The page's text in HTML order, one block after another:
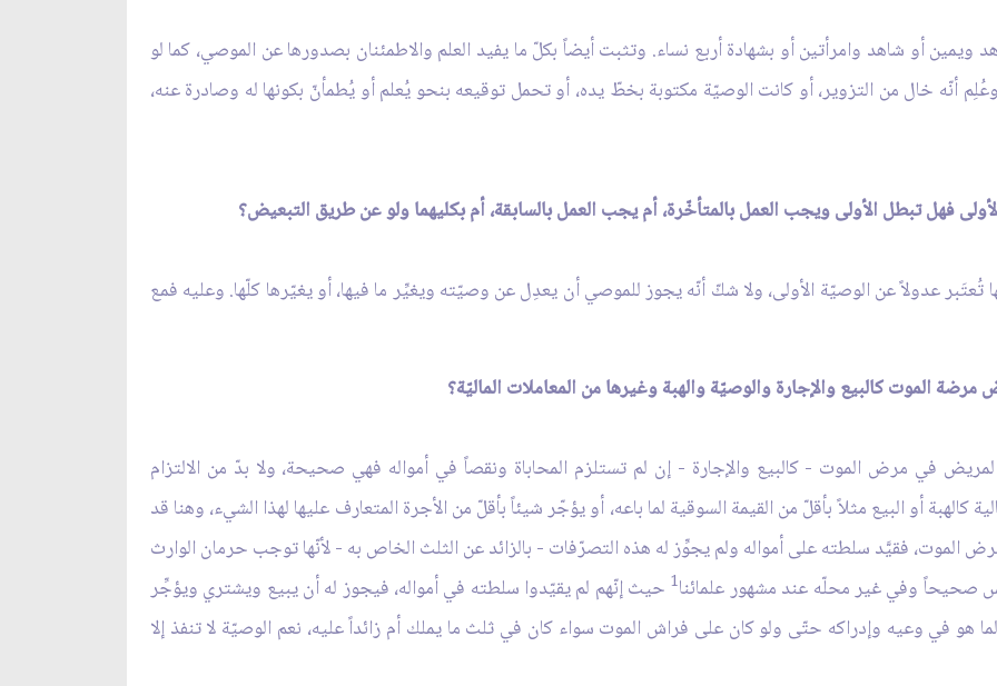
أو شاهد وامرأتين أو بشهادة أربع نساء. وتثبت أيضاً بكلّ ما يفيد العلم والاطمئنان بصدورها عن الموصي، كما لو
أنّه خال من التزوير، أو كانت الوصيّة مكتوبة بخطّ يده، أو تحمل توقيعه بنحو يُعلم أو يُطمأنّ بكونها له وصادرة عنه،
تُعتَبر عدولاً عن الوصيّة الأولى، ولا شكّ أنّه يجوز للموصي أن يعدِل عن وصيّته ويغيِّر ما فيها، أو يغيّرها كلّها. وعليه فمع
في مرض الموت - كالبيع والإجارة - إن لم تستلزم المحاباة ونقصاً في أمواله فهي صحيحة، ولا بدّ من الالتزام
أو البيع مثلاً بأقلّ من القيمة السوقية لما باعه، أو يؤجّر شيئاً بأقلّ من الأجرة المتعارف عليها لهذا الشيء، وهنا قد
فقيَّد سلطته على أمواله ولم يجوِّز له هذه التصرّفات - بالزائد عن الثلث الخاص به - لأنّها توجب حرمان الوارث
صحيحاً وفي غير محلّه عند مشهور علمائنا1 حيث إنّهم لم يقيّدوا سلطته في أمواله، فيجوز له أن يبيع ويشتري ويؤجِّر
في وعيه وإدراكه حتّى ولو كان على فراش الموت سواء كان في ثلث ما يملك أم زائداً عليه، نعم الوصيّة لا تنفذ إلا